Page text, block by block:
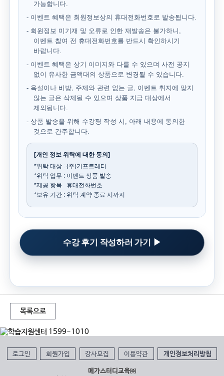
가능합니다.
- 이벤트 혜택은 회원정보상의 휴대전화번호로 발송됩니다.
- 회원정보 미기재 및 오류로 인한 재발송은 불가하니,
이벤트 참여 전 휴대전화번호를 반드시 확인하시기
바랍니다.
- 이벤트 혜택은 상기 이미지와 다를 수 있으며 사전 공지
없이 유사한 금액대의 상품으로 변경될 수 있습니다.
- 욕설이나 비방, 주제와 관련 없는 글, 이벤트 취지에 맞지
않는 글은 삭제될 수 있으며 상품 지급 대상에서
제외됩니다.
- 상품 발송을 위해 수강평 작성 시, 아래 내용에 동의한
것으로 간주합니다.
[개인 정보 위탁에 대한 동의]
*위탁 대상 : (주)기프트레터
*위탁 업무 : 이벤트 상품 발송
*제공 항목 : 휴대전화번호
*보유 기간 : 위탁 계약 종료 시까지
수강 후기 작성하러 가기 ▶
목록으로
로그인 회원가입 강사모집 이용약관 개인정보처리방침
메가스터디교육㈜